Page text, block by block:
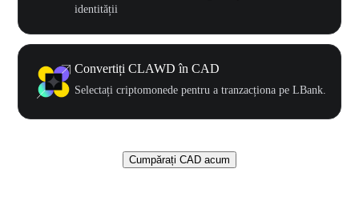
identității
Convertiți CLAWD în CAD
Selectați criptomonede pentru a tranzacționa pe LBank.
Cumpărați CAD acum